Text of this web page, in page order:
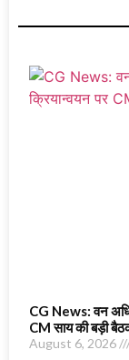
CG News: वन
CM साय की बड़ी
August 6, 2026